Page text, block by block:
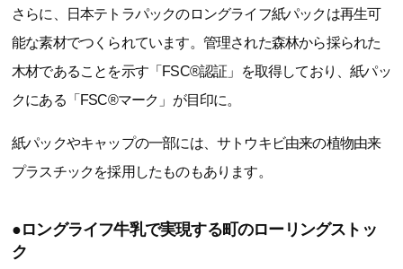
さらに、日本テトラパックのロングライフ紙パックは再生可
能な素材でつくられています。管理された森林から採られた
木材であることを示す「FSC®認証」を取得しており、紙パッ
クにある「FSC®マーク」が目印に。
紙パックやキャップの一部には、サトウキビ由来の植物由来
プラスチックを採用したものもあります。
●ロングライフ牛乳で実現する町のローリングストッ
ク